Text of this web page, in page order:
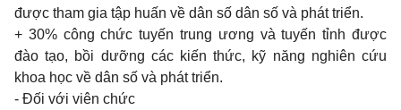
được tham gia tập huấn về dân số dân số và phát triển.
+ 30% công chức tuyến trung ương và tuyến tỉnh được
đào tạo, bồi dưỡng các kiến thức, kỹ năng nghiên cứu
khoa học về dân số và phát triển.
- Đối với viên chức